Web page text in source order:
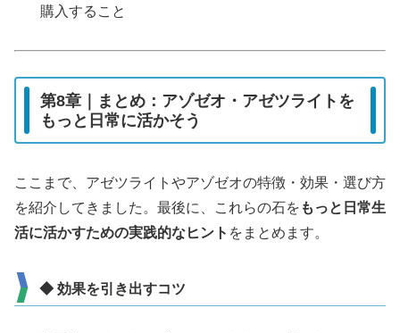
購入すること
第8章｜まとめ：アゾゼオ・アゼツライトを
もっと日常に活かそう
ここまで、アゼツライトやアゾゼオの特徴・効果・選び方
を紹介してきました。最後に、これらの石を もっと日常生
活に活かすための実践的なヒント をまとめます。
◆ 効果を引き出すコツ